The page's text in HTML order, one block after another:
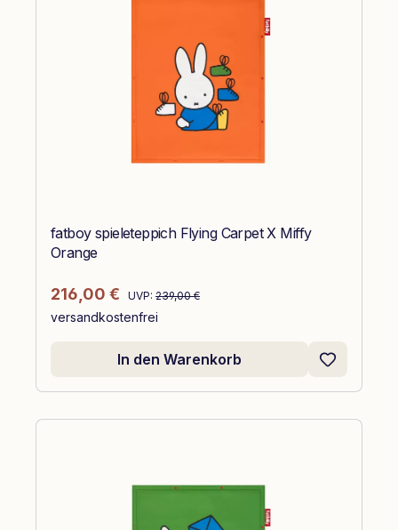
fatboy spieleteppich Flying Carpet X Miffy
Orange
Verkaufspreis:
216,00 € Regulärer Preis:
UVP: 239,00 €
versandkostenfrei
In den Warenkorb